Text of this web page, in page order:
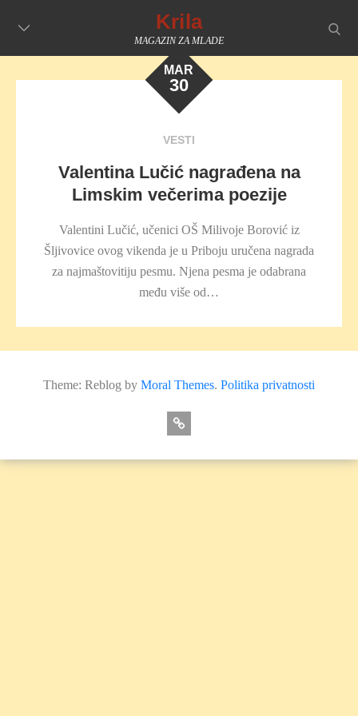
Krila
MAGAZIN ZA MLADE
MAR
30
VESTI
Valentina Lučić nagrađena na
Limskim večerima poezije
Valentini Lučić, učenici OŠ Milivoje Borović iz
Šljivovice ovog vikenda je u Priboju uručena nagrada
za najmaštovitiju pesmu. Njena pesma je odabrana
među više od…
Theme: Reblog by Moral Themes. Politika privatnosti